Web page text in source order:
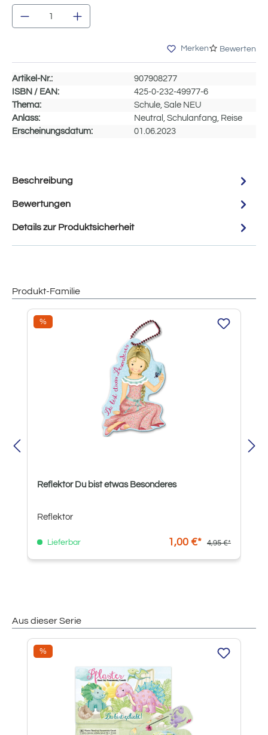
Produkt Anzahl: Gib den gewünschten
Merken Bewerten
Artikel-Nr.:
907908277
ISBN / EAN:
425-0-232-49977-6
Thema:
Schule, Sale NEU
Anlass:
Neutral, Schulanfang, Reise
Erscheinungsdatum:
01.06.2023
Beschreibung
Bewertungen
Details zur Produktsicherheit
Produkt-Familie
Produktgalerie überspringen
Rabatt
%
Reflektor Du bist etwas Besonderes
Reflektor
Lieferbar 1,00 €* 4,95 €*
Aus dieser Serie
Produktgalerie überspringen
Rabatt
%